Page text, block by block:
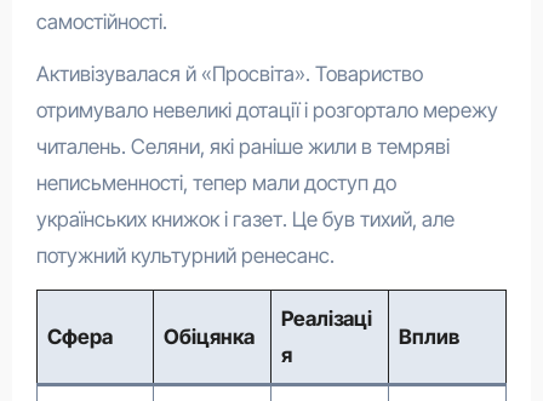
самостійності.
Активізувалася й «Просвіта». Товариство
отримувало невеликі дотації і розгортало мережу
читалень. Селяни, які раніше жили в темряві
неписьменності, тепер мали доступ до
українських книжок і газет. Це був тихий, але
потужний культурний ренесанс.
Сфера Обіцянка
Реалізаці
я
Вплив